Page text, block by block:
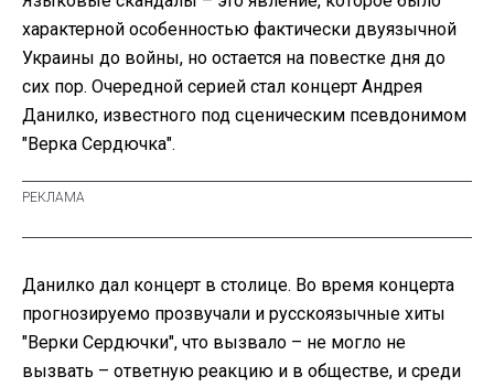
характерной особенностью фактически двуязычной
Украины до войны, но остается на повестке дня до
сих пор. Очередной серией стал концерт Андрея
Данилко, известного под сценическим псевдонимом
"Верка Сердючка".
Данилко дал концерт в столице. Во время концерта
прогнозируемо прозвучали и русскоязычные хиты
"Верки Сердючки", что вызвало – не могло не
вызвать – ответную реакцию и в обществе, и среди